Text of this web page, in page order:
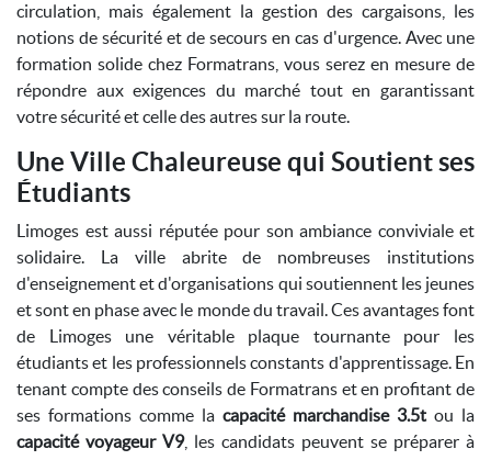
circulation, mais également la gestion des cargaisons, les
notions de sécurité et de secours en cas d'urgence. Avec une
formation solide chez Formatrans, vous serez en mesure de
répondre aux exigences du marché tout en garantissant
votre sécurité et celle des autres sur la route.
Une Ville Chaleureuse qui Soutient ses
Étudiants
Limoges est aussi réputée pour son ambiance conviviale et
solidaire. La ville abrite de nombreuses institutions
d'enseignement et d'organisations qui soutiennent les jeunes
et sont en phase avec le monde du travail. Ces avantages font
de Limoges une véritable plaque tournante pour les
étudiants et les professionnels constants d'apprentissage. En
tenant compte des conseils de Formatrans et en profitant de
ses formations comme la capacité marchandise 3.5t ou la
capacité voyageur V9, les candidats peuvent se préparer à